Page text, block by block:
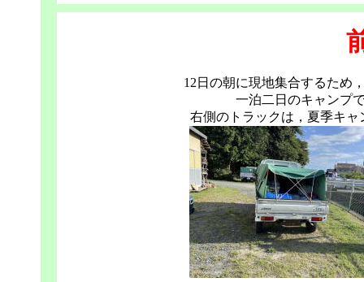
12日の朝に現地集合するため
一泊二日のキャンプ
右側のトラックは，夏季キ